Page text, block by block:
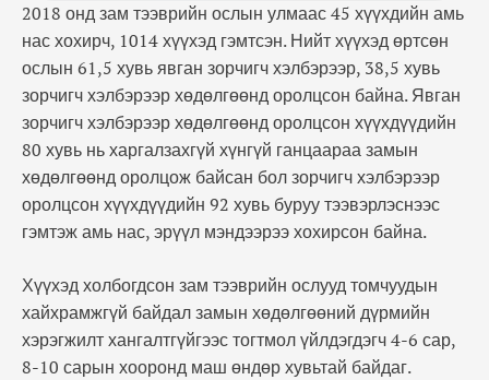
2018 онд зам тээврийн ослын улмаас 45 хүүхдийн амь
нас хохирч, 1014 хүүхэд гэмтсэн. Нийт хүүхэд өртсөн
ослын 61,5 хувь явган зорчигч хэлбэрээр, 38,5 хувь
зорчигч хэлбэрээр хөдөлгөөнд оролцсон байна. Явган
зорчигч хэлбэрээр хөдөлгөөнд оролцсон хүүхдүүдийн
80 хувь нь харгалзахгүй хүнгүй ганцаараа замын
хөдөлгөөнд оролцож байсан бол зорчигч хэлбэрээр
оролцсон хүүхдүүдийн 92 хувь буруу тээвэрлэснээс
гэмтэж амь нас, эрүүл мэндээрээ хохирсон байна.
Хүүхэд холбогдсон зам тээврийн ослууд томчуудын
хайхрамжгүй байдал замын хөдөлгөөний дүрмийн
хэрэгжилт хангалтгүйгээс тогтмол үйлдэгдэгч 4-6 сар,
8-10 сарын хооронд маш өндөр хувьтай байдаг.